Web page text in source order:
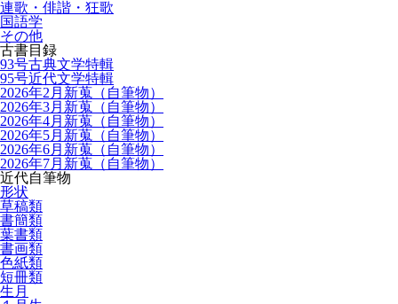
連歌・俳諧・狂歌
国語学
その他
古書目録
93号古典文学特輯
95号近代文学特輯
2026年2月新蒐（自筆物）
2026年3月新蒐（自筆物）
2026年4月新蒐（自筆物）
2026年5月新蒐（自筆物）
2026年6月新蒐（自筆物）
2026年7月新蒐（自筆物）
近代自筆物
形状
草稿類
書簡類
葉書類
書画類
色紙類
短冊類
生月